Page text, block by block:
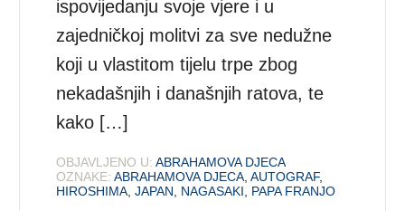
ispovijedanju svoje vjere i u
zajedničkoj molitvi za sve nedužne
koji u vlastitom tijelu trpe zbog
nekadašnjih i današnjih ratova, te
kako […]
OBJAVLJENO U: ABRAHAMOVA DJECA
OZNAKE: ABRAHAMOVA DJECA ,AUTOGRAF,
HIROSHIMA ,JAPAN NAGASAKI PAPA FRANJO